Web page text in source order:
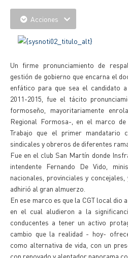
Acciones
Un firme pronunciamiento de
gestión de gobierno que encarna el
enfático para que sea el candidato
2011-2015, fue el tácito
formoseño, mayoritariamente
Regional Formosa-, en el marco
Trabajo que el primer mandatario
sindicales y obreros de diferentes
Fue en el club San Martín donde
intendente Fernando De Vido,
nacionales, provinciales y
adhirió al gran almuerzo.
En ese marco es que la CGT local dio
en el cual aludieron a la
conducentes a tener un activo
cambio que la realidad - hoy-
como alternativa de vida, con un
con renovado y alentador panorama